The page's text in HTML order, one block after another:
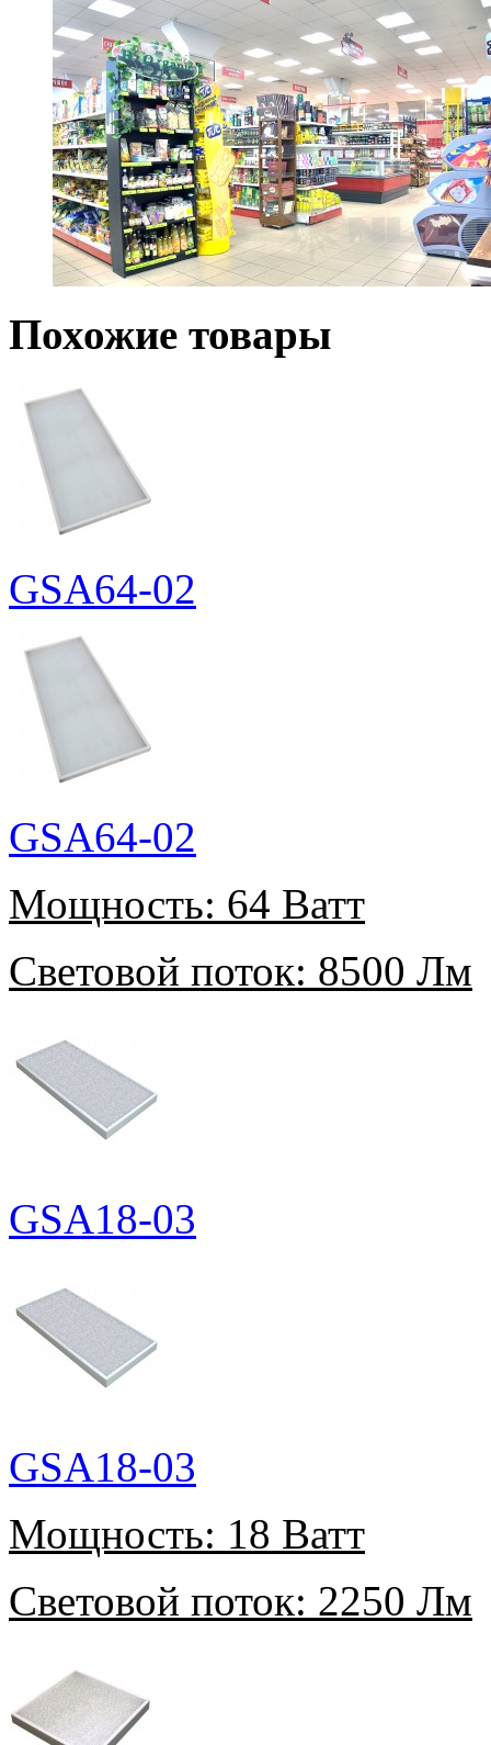
Похожие товары
GSA64-02
GSA64-02
Мощность: 64 Ватт
Световой поток: 8500 Лм
GSA18-03
GSA18-03
Мощность: 18 Ватт
Световой поток: 2250 Лм